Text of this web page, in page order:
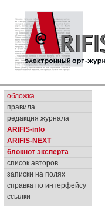
обложка
правила
редакция журнала
ARIFIS-info
ARIFIS-NEXT
блокнот эксперта
список авторов
записки на полях
справка по интерфейсу
ссылки